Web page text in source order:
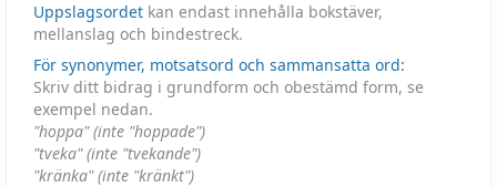
Uppslagsordet kan endast innehålla bokstäver,
mellanslag och bindestreck.
För synonymer, motsatsord och sammansatta ord:
Skriv ditt bidrag i grundform och obestämd form, se
exempel nedan.
"hoppa" (inte "hoppade")
"tveka" (inte "tvekande")
"kränka" (inte "kränkt")